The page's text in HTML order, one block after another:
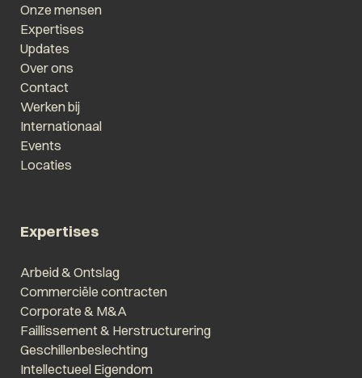
Onze mensen
Expertises
Updates
Over ons
Contact
Werken bij
Internationaal
Events
Locaties
Expertises
Arbeid & Ontslag
Commerciële contracten
Corporate & M&A
Faillissement & Herstructurering
Geschillenbeslechting
Intellectueel Eigendom